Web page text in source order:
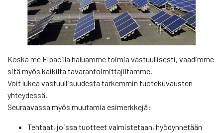
Koska me Elpacilla haluamme toimia vastuullisesti, vaadimme
sitä myös kaikilta tavarantoimittajiltamme.
Voit lukea vastuullisuudesta tarkemmin tuotekuvausten
yhteydessä.
Seuraavassa myös muutamia esimerkkejä:
Tehtaat, joissa tuotteet valmistetaan, hyödynnetään